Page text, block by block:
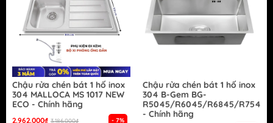
Chậu rửa chén bát 1 hố inox
304 MALLOCA MS 1017 NEW
ECO - Chính hãng
2.962.000₫ 3.186.000₫ - 7%
Chậu rửa chén bát 1 hố inox
304 B-Gem BG-
R5045/R6045/R6845/R7545/
- Chính hãng